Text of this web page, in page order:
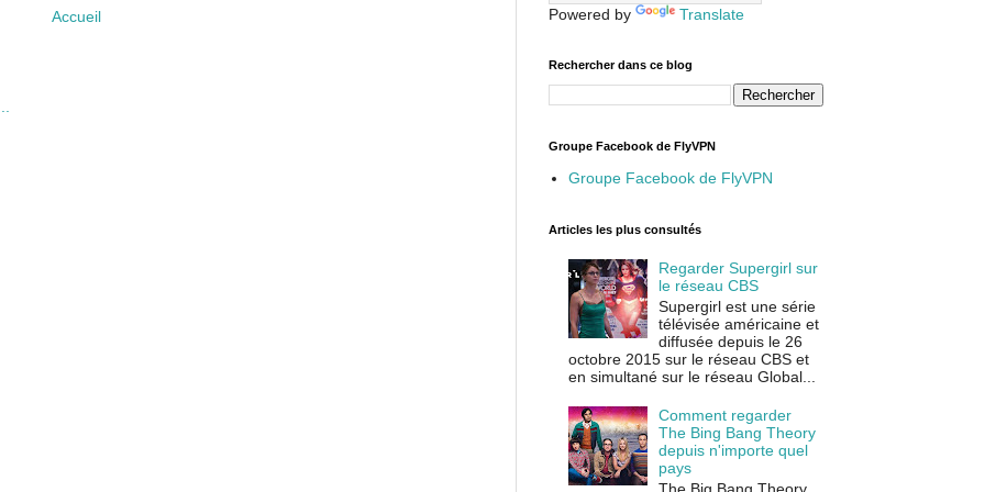
Accueil Powered by Translate
Rechercher dans ce blog
Groupe Facebook de FlyVPN
Groupe Facebook de FlyVPN
Articles les plus consultés
Regarder Supergirl sur
le réseau CBS
Supergirl est une série
télévisée américaine et
diffusée depuis le 26
octobre 2015 sur le réseau CBS et
en simultané sur le réseau Global...
Comment regarder
The Bing Bang Theory
depuis n'importe quel
pays